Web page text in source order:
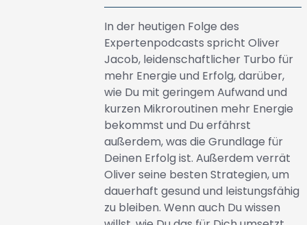
In der heutigen Folge des
Expertenpodcasts spricht Oliver
Jacob, leidenschaftlicher Turbo für
mehr Energie und Erfolg, darüber,
wie Du mit geringem Aufwand und
kurzen Mikroroutinen mehr Energie
bekommst und Du erfährst
außerdem, was die Grundlage für
Deinen Erfolg ist. Außerdem verrät
Oliver seine besten Strategien, um
dauerhaft gesund und leistungsfähig
zu bleiben. Wenn auch Du wissen